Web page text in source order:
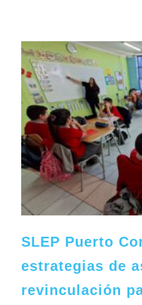
SLEP Puerto
estrategias de
revinculación